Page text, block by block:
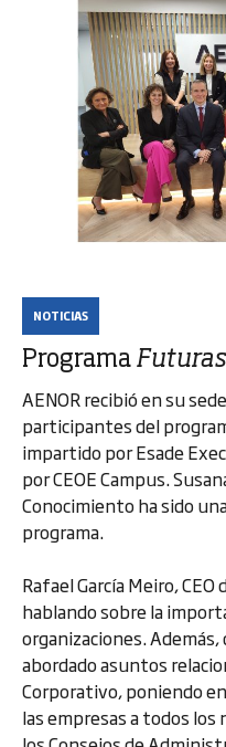
NOTICIAS
Programa
AENOR recibió en su
participantes del
impartido por Esade
por CEOE Campus.
Conocimiento ha sido
programa.
Rafael García Meiro,
hablando sobre la
organizaciones.
abordado asuntos
Corporativo, poniendo
las empresas a todos los